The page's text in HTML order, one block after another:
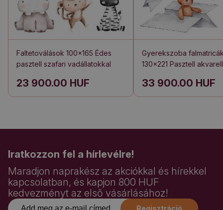
Faltetoválások 100x165 Édes
pasztell szafari vadállatokkal
23 900.00 HUF
Gyerekszoba
130x221 Pasztell
33 900.00 HUF
Iratkozzon fel a hírlevélre!
Maradjon naprakész az akciókkal és hírekkel
kapcsolatban, és kapjon 800 HUF
kedvezményt az első vásárlásához!